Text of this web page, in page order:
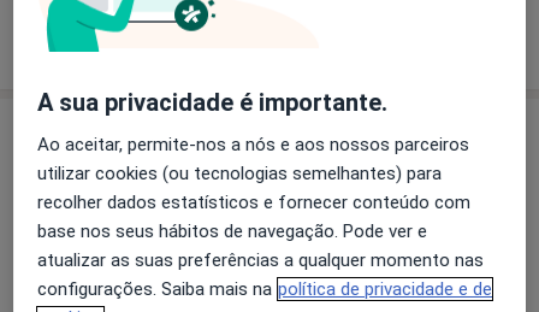
Mostrar mais detalhes
Preços
Sem informação sobre serviços e preços
Este especialista ainda não adicionou nenhuma
informação sobre serviços
A sua privacidade é importante.
Ao aceitar, permite-nos a nós e aos nossos parceiros
utilizar cookies (ou tecnologias semelhantes) para
recolher dados estatísticos e fornecer conteúdo com
base nos seus hábitos de navegação. Pode ver e
atualizar as suas preferências a qualquer momento nas
configurações. Saiba mais na política de privacidade e de